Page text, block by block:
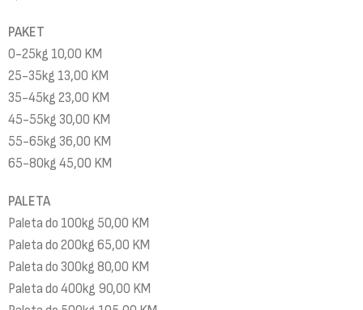
PAKET
0-25kg 10,00 KM
25-35kg 13,00 KM
35-45kg 23,00 KM
45-55kg 30,00 KM
55-65kg 36,00 KM
65-80kg 45,00 KM
PALETA
Paleta do 100kg 50,00 KM
Paleta do 200kg 65,00 KM
Paleta do 300kg 80,00 KM
Paleta do 400kg 90,00 KM